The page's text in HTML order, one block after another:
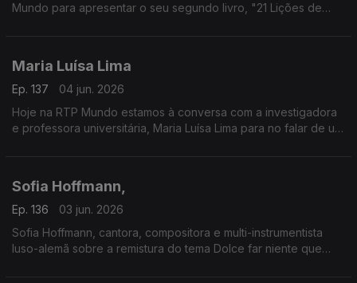
Mundo para apresentar o seu segundo livro, "21 Lições de
Maria Luísa Lima
Ep. 137
04 jun. 2026
Hoje na RTP Mundo estamos à conversa com a investigadora
e professora universitária, Maria Luísa Lima para no falar de um
Sofia Hoffmann,
Ep. 136
03 jun. 2026
Sofia Hoffmann, cantora, compositora e multi-instrumentista
luso-alemã sobre a remistura do tema Dolce far niente que